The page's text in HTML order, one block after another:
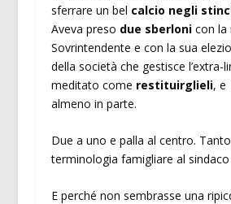
sferrare un bel calcio negli
Aveva preso due sberloni con la
Sovrintendente e con la sua
della società che gestisce l’extra-
meditato come restituirglieli, e
almeno in parte.
Due a uno e palla al centro.
terminologia famigliare al
E perché non sembrasse una